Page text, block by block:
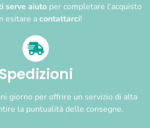
serve aiuto per completare l'acquisto
esitare acontattarci!
Spedizioni
giorno per offrire un servizio di alta
la puntualità delle consegne.